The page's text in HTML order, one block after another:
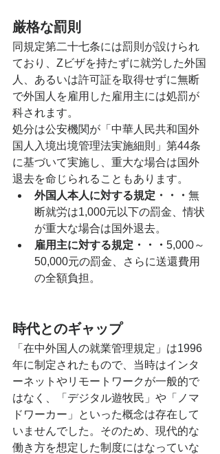
厳格な罰則
同規定第二十七条には罰則が設けられ
ており、Zビザを持たずに就労した外国
人、あるいは許可証を取得せずに無断
で外国人を雇用した雇用主には処罰が
科されます。
処分は公安機関が「中華人民共和国外
国人入境出境管理法実施細則」第44条
に基づいて実施し、重大な場合は国外
退去を命じられることもあります。
外国人本人に対する規定・・・ 無
断就労は1,000元以下の罰金、情状
が重大な場合は国外退去。
雇用主に対する規定・・・ 5,000～
50,000元の罰金、さらに送還費用
の全額負担。
時代とのギャップ
「在中外国人の就業管理規定」は1996
年に制定されたもので、当時はインタ
ーネットやリモートワークが一般的で
はなく、「デジタル遊牧民」や「ノマ
ドワーカー」といった概念は存在して
いませんでした。そのため、現代的な
働き方を想定した制度にはなっていな